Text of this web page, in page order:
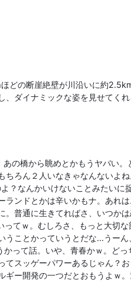
どの断崖絶壁が川沿いに約
、ダイナミックな姿を見せてく
の橋から眺めとかもうヤバい。
ちろん２人いなきゃなんないよ
？なんかいけないことみたいに
ランドとかは辛いかもナ。あれ
。普通に生きてればさ、いつか
てｗ。むしろさ、もっと大切な
うことかっていうとだな…うーん
って話。いや、青春かｗ。どっ
スッゲーパワーあるじゃん？
ー開発の一つだとおもうよｗ。